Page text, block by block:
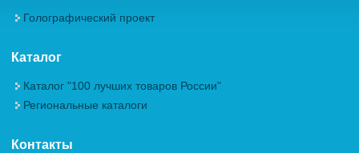
Голографический проект
Каталог
Каталог "100 лучших товаров России"
Региональные каталоги
Контакты